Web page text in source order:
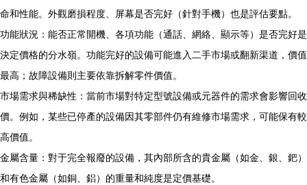
命和性能。外觀磨損程度、屏幕是否完好（針對手機）也是評估要點。
功能狀況：能否正常開機、各項功能（通話、網絡、顯示等）是否完好是
決定價格的分水嶺。功能完好的設備可能進入二手市場或翻新渠道，價值
最高；故障設備則主要依靠拆解零件價值。
市場需求與稀缺性：當前市場對特定型號設備或元器件的需求會影響回收
價。例如，某些已停產的設備因其零部件仍有維修市場需求，可能保有較
高價值。
金屬含量：對于完全報廢的設備，其內部所含的貴金屬（如金、銀、鈀）
和有色金屬（如銅、鋁）的重量和純度是定價基礎。